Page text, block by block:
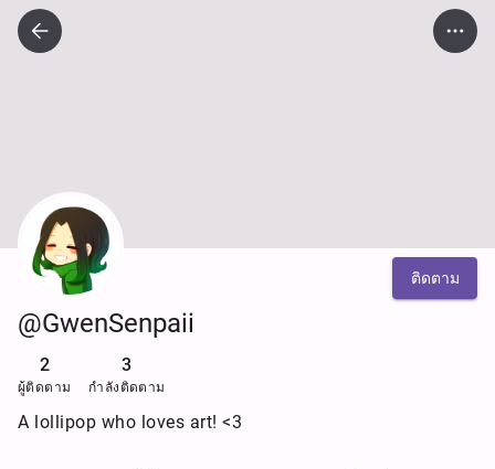
ติดตาม
@GwenSenpaii
2
ผู้ติดตาม
3
กำลังติดตาม
A lollipop who loves art! <3